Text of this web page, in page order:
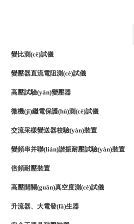
變比測(cè)試儀
變壓器直流電阻測(cè)試儀
高壓試驗(yàn)變壓器
微機(jī)繼電保護(hù)測(cè)試儀
交流采樣變送器校驗(yàn)裝置
變頻串并聯(lián)諧振耐壓試驗(yàn)裝置
倍頻耐壓裝置
高壓開關(guān)真空度測(cè)試儀
升流器、大電發(fā)生器